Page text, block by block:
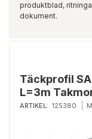
produktblad,
dokument.
Täckprofil
L=3m
ARTIKEL: 125380